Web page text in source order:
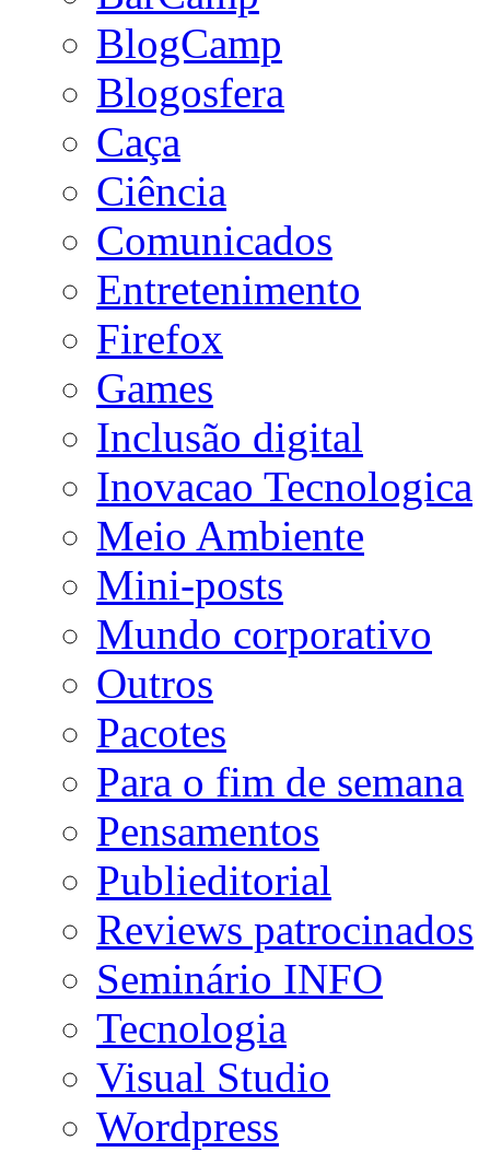
BlogCamp
Blogosfera
Caça
Ciência
Comunicados
Entretenimento
Firefox
Games
Inclusão digital
Inovacao Tecnologica
Meio Ambiente
Mini-posts
Mundo corporativo
Outros
Pacotes
Para o fim de semana
Pensamentos
Publieditorial
Reviews patrocinados
Seminário INFO
Tecnologia
Visual Studio
Wordpress